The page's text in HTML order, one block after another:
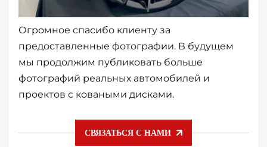
Огромное спасибо клиенту за
предоставленные фотографии. В будущем
мы продолжим публиковать больше
фотографий реальных автомобилей и
проектов с коваными дисками.
СВЯЗАТЬСЯ С НАМИ